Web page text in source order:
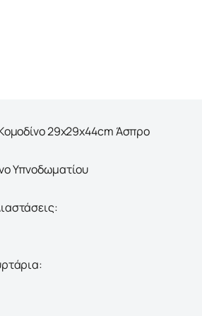
29x29x44cm Άσπρο
Υπνοδωματίου